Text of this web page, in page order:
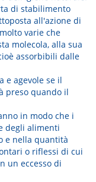
di stabilimento
all'azione di
varie che
molecola, alla sua
assorbibili dalle
e agevole se il
preso quando il
in modo che i
degli alimenti
e nella quantità
o riflessi di cui
un eccesso di